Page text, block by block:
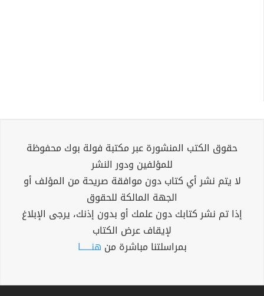
حقوق الكتب المنشورة عبر مكتبة فولة بوك محفوظة
للمؤلفين ودور النشر
لا يتم نشر أي كتاب دون موافقة صريحة من المؤلف أو
الجهة المالكة للحقوق
إذا تم نشر كتابك دون علمك أو بدون إذنك، يرجى الإبلاغ
لإيقاف عرض الكتاب
بمراسلتنا مباشرة من هنــــــا